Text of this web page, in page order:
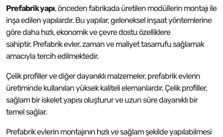
Prefabrik yapı, önceden fabrikada üretilen modüllerin montajı ile
inşa edilen yapılardır. Bu yapılar, geleneksel inşaat yöntemlerine
göre daha hızlı, ekonomik ve çevre dostu özelliklere
sahiptir. Prefabrik evler, zaman ve maliyet tasarrufu sağlamak
amacıyla tercih edilmektedir.
Çelik profiller ve diğer dayanıklı malzemeler, prefabrik evlerin
üretiminde kullanılan yüksek kaliteli elemanlardır. Çelik profiller,
sağlam bir iskelet yapısı oluşturur ve uzun süre dayanıklı bir
temel sağlar.
Prefabrik evlerin montajının hızlı ve sağlam şekilde yapılabilmesi